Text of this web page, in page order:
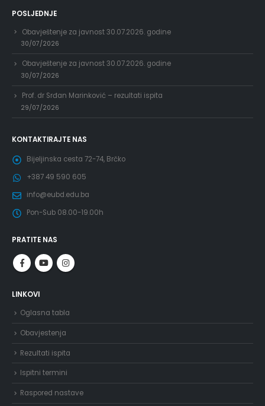
POSLJEDNJE
Obavještenje za javnost 30.07.2026. godine
30/07/2026
Obavještenje za javnost 30.07.2026. godine
30/07/2026
Prof. dr Srđan Marinković – rezultati ispita
29/07/2026
KONTAKTIRAJTE NAS
Bijeljinska cesta 72-74, Brčko
+387 49 590 605
info@eubd.edu.ba
Pon-Sub 08.00-19.00h
PRATITE NAS
LINKOVI
Oglasna tabla
Obavjestenja
Rezultati ispita
Ispitni termini
Raspored nastave